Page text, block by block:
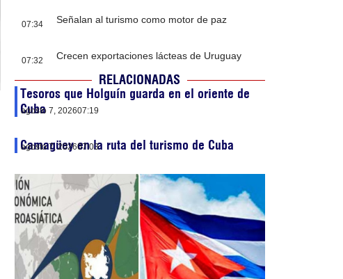
07:34 Señalan al turismo como motor de paz
07:32 Crecen exportaciones lácteas de Uruguay
RELACIONADAS
Tesoros que Holguín guarda en el oriente de
Cuba
agosto 7, 202607:19
Camagüey en la ruta del turismo de Cuba
agosto 7, 202607:03